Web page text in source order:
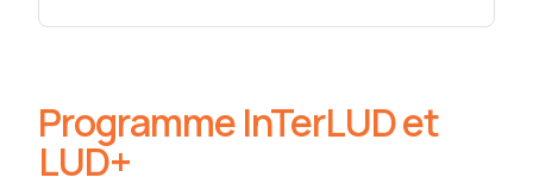
Programme InTerLUD et
LUD+